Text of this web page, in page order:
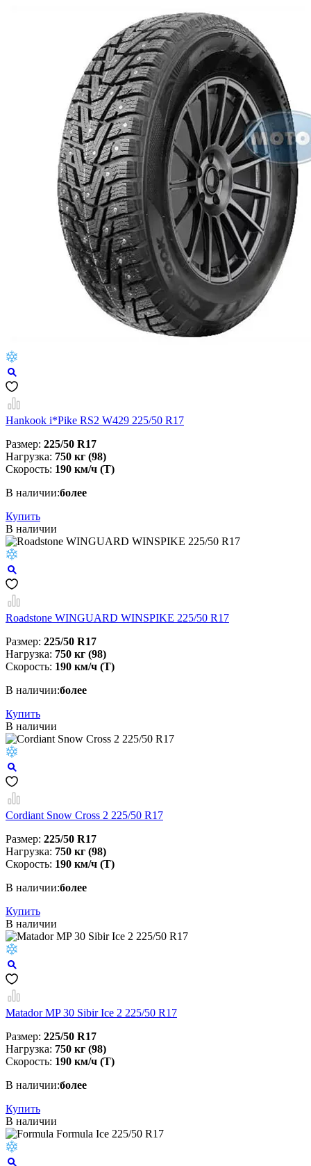
Hankook i*Pike RS2 W429 225/50 R17
Размер: 225/50 R17
Нагрузка: 750 кг (98)
Скорость: 190 км/ч (T)
В наличии:более
Купить
В наличии
Roadstone WINGUARD WINSPIKE 225/50 R17
Размер: 225/50 R17
Нагрузка: 750 кг (98)
Скорость: 190 км/ч (T)
В наличии:более
Купить
В наличии
Cordiant Snow Cross 2 225/50 R17
Размер: 225/50 R17
Нагрузка: 750 кг (98)
Скорость: 190 км/ч (T)
В наличии:более
Купить
В наличии
Matador MP 30 Sibir Ice 2 225/50 R17
Размер: 225/50 R17
Нагрузка: 750 кг (98)
Скорость: 190 км/ч (T)
В наличии:более
Купить
В наличии